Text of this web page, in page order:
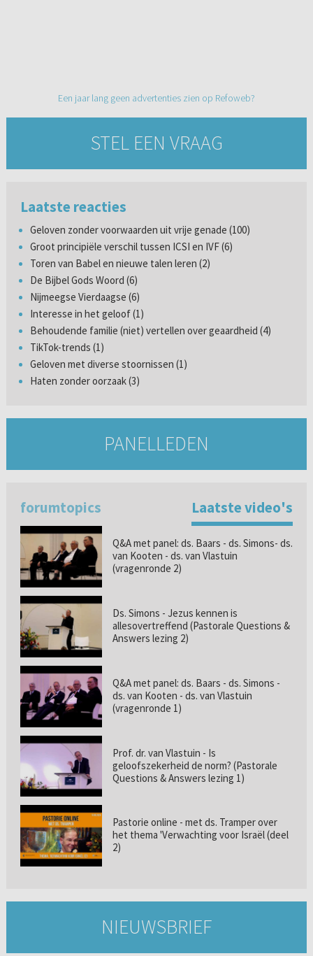
Een jaar lang geen advertenties zien op Refoweb?
STEL EEN VRAAG
Laatste reacties
Geloven zonder voorwaarden uit vrije genade (100)
Groot principiële verschil tussen ICSI en IVF (6)
Toren van Babel en nieuwe talen leren (2)
De Bijbel Gods Woord (6)
Nijmeegse Vierdaagse (6)
Interesse in het geloof (1)
Behoudende familie (niet) vertellen over geaardheid (4)
TikTok-trends (1)
Geloven met diverse stoornissen (1)
Haten zonder oorzaak (3)
PANELLEDEN
forumtopics Laatste video's
Q&A met panel: ds. Baars - ds. Simons- ds.
van Kooten - ds. van Vlastuin
(vragenronde 2)
Ds. Simons - Jezus kennen is
allesovertreffend (Pastorale Questions &
Answers lezing 2)
Q&A met panel: ds. Baars - ds. Simons -
ds. van Kooten - ds. van Vlastuin
(vragenronde 1)
Prof. dr. van Vlastuin - Is
geloofszekerheid de norm? (Pastorale
Questions & Answers lezing 1)
Pastorie online - met ds. Tramper over
het thema 'Verwachting voor Israël (deel
2)
NIEUWSBRIEF